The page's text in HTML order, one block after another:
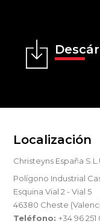
Localización
Christeyns España
Polígono Industrial
Esquina Vial 2 - Vial 5
46380 Cheste
Teléfono:+34 96 251